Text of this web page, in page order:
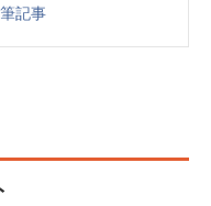
記事